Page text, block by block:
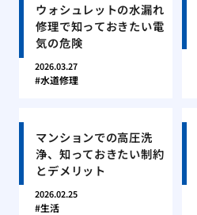
ウォシュレットの水漏れ
修理で知っておきたい電
気の危険
2026.03.27
水道修理
マンションでの高圧洗
浄、知っておきたい制約
とデメリット
2026.02.25
生活